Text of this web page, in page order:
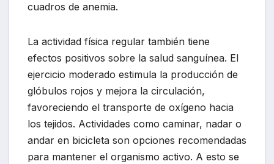
cuadros de anemia.
La actividad física regular también tiene
efectos positivos sobre la salud sanguínea. El
ejercicio moderado estimula la producción de
glóbulos rojos y mejora la circulación,
favoreciendo el transporte de oxígeno hacia
los tejidos. Actividades como caminar, nadar o
andar en bicicleta son opciones recomendadas
para mantener el organismo activo. A esto se